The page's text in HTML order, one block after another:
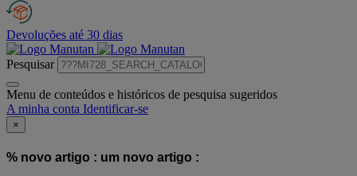
Devoluções até 30 dias
Pesquisar
Menu de conteúdos e históricos de pesquisa sugeridos
A minha conta Identificar-se
×
% novo artigo : um novo artigo :